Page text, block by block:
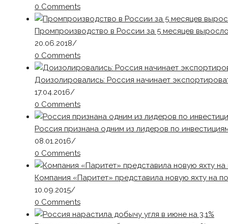
0 Comments
Промпроизводство в России за 5 месяцев
20.06.2018/
0 Comments
Доизолировались: Россия начинает
17.04.2016/
0 Comments
Россия признана одним из лидеров по
08.01.2016/
0 Comments
Компания «Паритет» представила новую яхту на
10.09.2015/
0 Comments